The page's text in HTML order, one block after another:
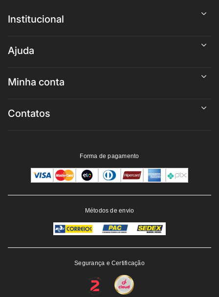
Institucional
Ajuda
Minha conta
Contatos
Forma de pagamento
Métodos de envio
Segurança e Certificação